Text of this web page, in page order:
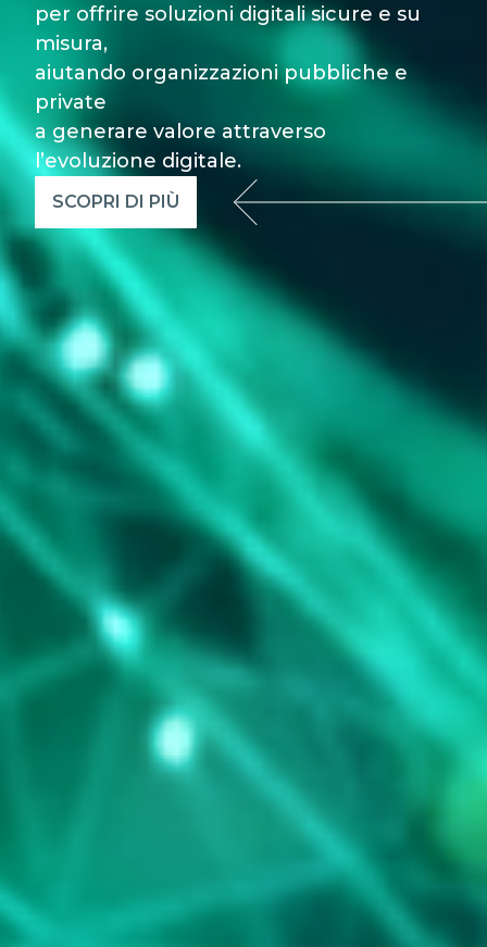
per offrire soluzioni digitali sicure e su
misura,
aiutando organizzazioni pubbliche e
private
a generare valore attraverso
l’evoluzione digitale.
SCOPRI DI PIÙ